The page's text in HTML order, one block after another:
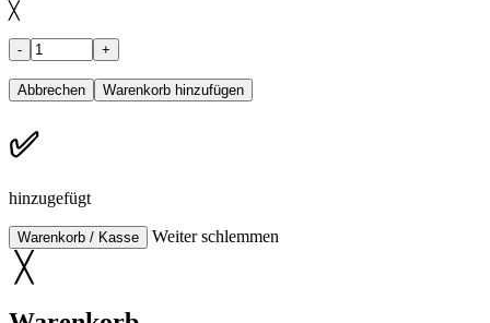
╳
- +
✅
hinzugefügt
Warenkorb / Kasse Weiter schlemmen
╳